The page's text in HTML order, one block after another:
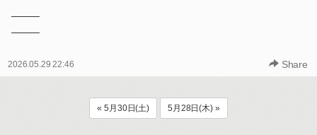
────
────
2026.05.29 22:46 Share
« 5月30日(土) 5月28日(木) »